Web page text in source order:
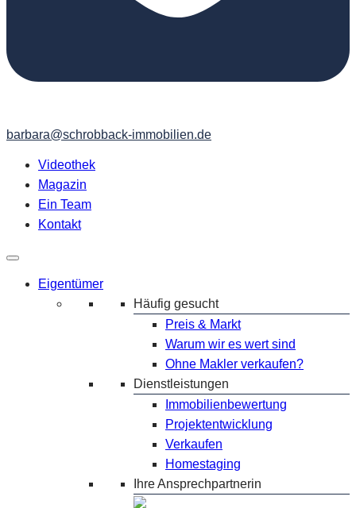
barbara@schrobback-immobilien.de
Videothek
Magazin
Ein Team
Kontakt
Eigentümer
Häufig gesucht
Preis & Markt
Warum wir es wert sind
Ohne Makler verkaufen?
Dienstleistungen
Immobilienbewertung
Projektentwicklung
Verkaufen
Homestaging
Ihre Ansprechpartnerin